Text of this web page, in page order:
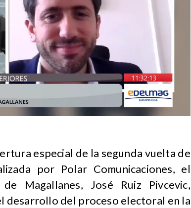
especial de la segunda vuelta de
por Polar Comunicaciones, el
Magallanes, José Ruiz Pivcevic,
desarrollo del proceso electoral en la